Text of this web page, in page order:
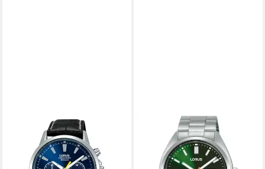
Luxusuhr Uhren Mod.
Rt317Lx9
129,24 €
Luxusuhr Mod. Rh 367 Ax9
90,75 €
lieferbar in 3 Wochen